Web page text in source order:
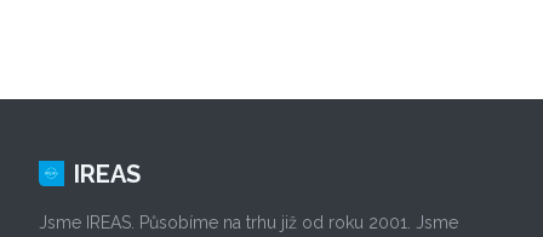
IREAS
Jsme IREAS. Působíme na trhu již od roku 2001. Jsme